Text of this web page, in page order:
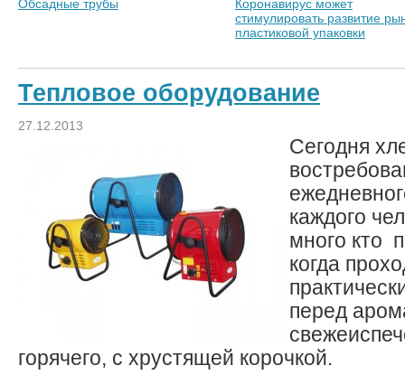
Обсадные трубы
Коронавирус может
стимулировать развитие
пластиковой упаковки
Тепловое оборудование
27.12.2013
Сегодня
каждого
много кто
когда
перед
горячего, с хрустящей корочкой.